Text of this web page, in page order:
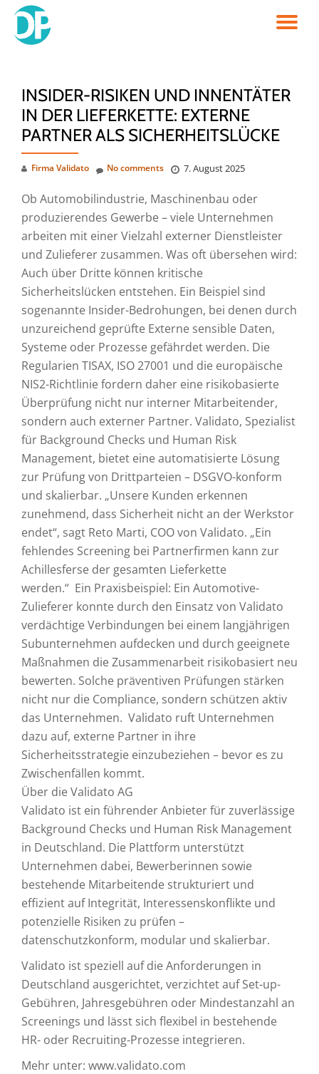
Skip
INSIDER-RISIKEN UND INNENTÄTER
IN DER LIEFERKETTE: EXTERNE
PARTNER ALS SICHERHEITSLÜCKE
Firma Validato 7. August 2025
No comments
Ob Automobilindustrie, Maschinenbau oder
produzierendes Gewerbe – viele Unternehmen
arbeiten mit einer Vielzahl externer Dienstleister
und Zulieferer zusammen. Was oft übersehen wird:
Auch über Dritte können kritische
Sicherheitslücken entstehen. Ein Beispiel sind
sogenannte Insider-Bedrohungen, bei denen durch
unzureichend geprüfte Externe sensible Daten,
Systeme oder Prozesse gefährdet werden. Die
Regularien TISAX, ISO 27001 und die europäische
NIS2-Richtlinie fordern daher eine risikobasierte
Überprüfung nicht nur interner Mitarbeitender,
sondern auch externer Partner. Validato, Spezialist
für Background Checks und Human Risk
Management, bietet eine automatisierte Lösung
zur Prüfung von Drittparteien – DSGVO-konform
und skalierbar. „Unsere Kunden erkennen
zunehmend, dass Sicherheit nicht an der Werkstor
endet“, sagt Reto Marti, COO von Validato. „Ein
fehlendes Screening bei Partnerfirmen kann zur
Achillesferse der gesamten Lieferkette
werden.“ Ein Praxisbeispiel: Ein Automotive-
Zulieferer konnte durch den Einsatz von Validato
verdächtige Verbindungen bei einem langjährigen
Subunternehmen aufdecken und durch geeignete
Maßnahmen die Zusammenarbeit risikobasiert neu
bewerten. Solche präventiven Prüfungen stärken
nicht nur die Compliance, sondern schützen aktiv
das Unternehmen. Validato ruft Unternehmen
dazu auf, externe Partner in ihre
Sicherheitsstrategie einzubeziehen – bevor es zu
Zwischenfällen kommt.
Über die Validato AG
Validato ist ein führender Anbieter für zuverlässige
Background Checks und Human Risk Management
in Deutschland. Die Plattform unterstützt
Unternehmen dabei, Bewerberinnen sowie
bestehende Mitarbeitende strukturiert und
effizient auf Integrität, Interessenskonflikte und
potenzielle Risiken zu prüfen –
datenschutzkonform, modular und skalierbar.
Validato ist speziell auf die Anforderungen in
Deutschland ausgerichtet, verzichtet auf Set-up-
Gebühren, Jahresgebühren oder Mindestanzahl an
Screenings und lässt sich flexibel in bestehende
HR- oder Recruiting-Prozesse integrieren.
Mehr unter: www.validato.com